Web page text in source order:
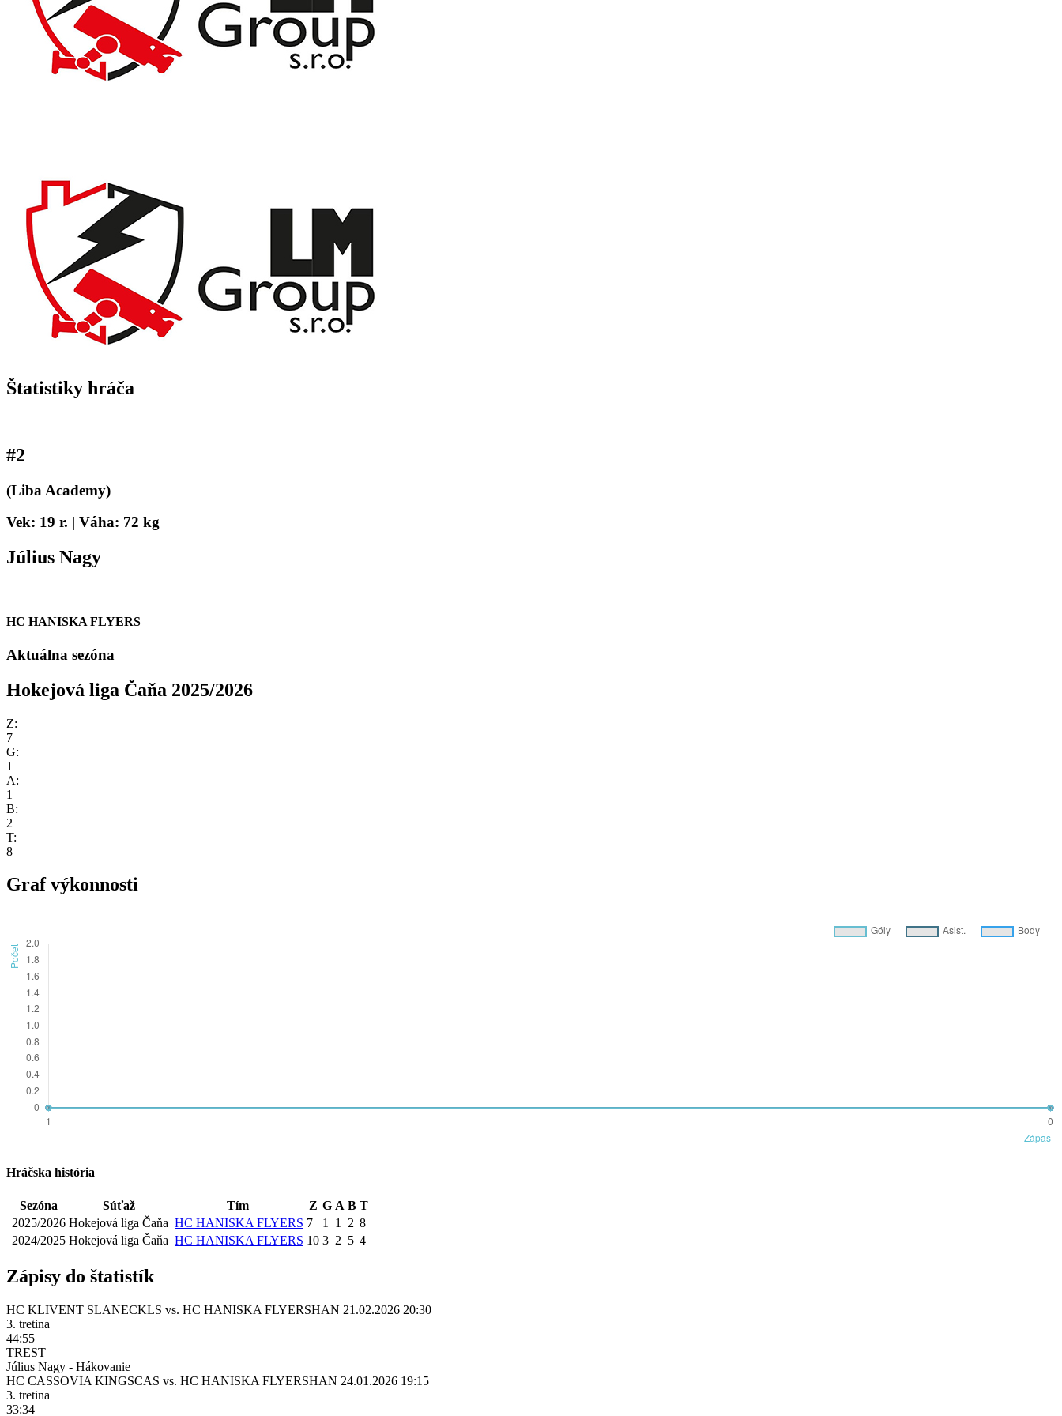
Štatistiky hráča
#2
(Liba Academy)
Vek: 19 r. | Váha: 72 kg
Július Nagy
HC HANISKA FLYERS
Aktuálna sezóna
Hokejová liga Čaňa 2025/2026
Z:
7
G:
1
A:
1
B:
2
T:
8
Graf výkonnosti
Hráčska história
Sezóna Súťaž Tím Z G A B T
2025/2026 Hokejová liga Čaňa HC HANISKA FLYERS 7 1 1 2 8
2024/2025 Hokejová liga Čaňa HC HANISKA FLYERS 10 3 2 5 4
Zápisy do štatistík
HC KLIVENT SLANECKLS vs. HC HANISKA FLYERSHAN 21.02.2026 20:30
3. tretina
44:55
TREST
Július Nagy - Hákovanie
HC CASSOVIA KINGSCAS vs. HC HANISKA FLYERSHAN 24.01.2026 19:15
3. tretina
33:34